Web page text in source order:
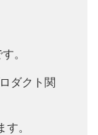
。
ダクト関
。